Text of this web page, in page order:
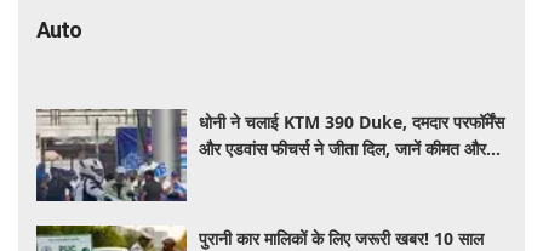
Auto
धोनी ने चलाई KTM 390 Duke, दमदार परफॉर्मेंस
और एडवांस फीचर्स ने जीता दिल, जानें कीमत और
पुरानी कार मालिकों के लिए जरूरी खबर! 10 साल